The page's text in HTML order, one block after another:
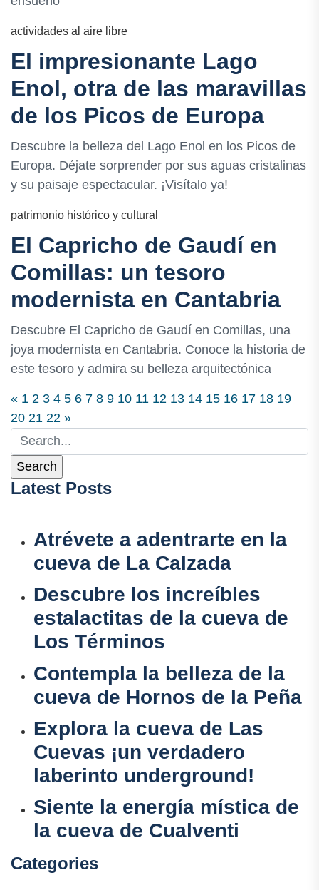
actividades al aire libre
El impresionante Lago
Enol, otra de las maravillas
de los Picos de Europa
Descubre la belleza del Lago Enol en los Picos de
Europa. Déjate sorprender por sus aguas cristalinas
y su paisaje espectacular. ¡Visítalo ya!
patrimonio histórico y cultural
El Capricho de Gaudí en
Comillas: un tesoro
modernista en Cantabria
Descubre El Capricho de Gaudí en Comillas, una
joya modernista en Cantabria. Conoce la historia de
este tesoro y admira su belleza arquitectónica
« 1 2 3 4 5 6 7 8 9 10 11 12 13 14 15 16 17 18 19
20 21 22 »
Latest Posts
Atrévete a adentrarte en la
cueva de La Calzada
Descubre los increíbles
estalactitas de la cueva de
Los Términos
Contempla la belleza de la
cueva de Hornos de la Peña
Explora la cueva de Las
Cuevas ¡un verdadero
laberinto underground!
Siente la energía mística de
la cueva de Cualventi
Categories